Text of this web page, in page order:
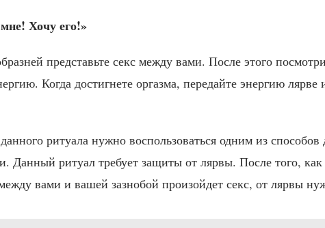
Хочу его!»
представьте секс между вами. После этого
Когда достигнете оргазма, передайте энергию
ритуала нужно воспользоваться одним из способов
Данный ритуал требует защиты от лярвы. После того,
вами и вашей зазнобой произойдет секс, от лярвы